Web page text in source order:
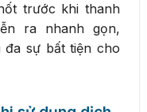
trước khi thanh
ra nhanh gọn,
đa sự bất tiện cho